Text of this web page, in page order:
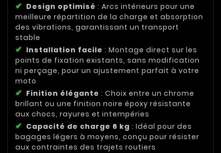
Design optimisé : Arcs intérieurs pour une
meilleure répartition de la charge et absorption
des vibrations, garantissant un transport
stable
Installation facile : Montage direct sur les
points de fixation existants, sans modification
ni perçage, pour un ajustement parfait à votre
moto
Finition élégante : Choix entre un chrome
brillant ou une finition noire époxy résistante
aux chocs, rayures et intempéries
Capacité de charge 6 kg : Idéal pour des
bagages légers à moyens, conçu pour résister
aux contraintes des trajets routiers